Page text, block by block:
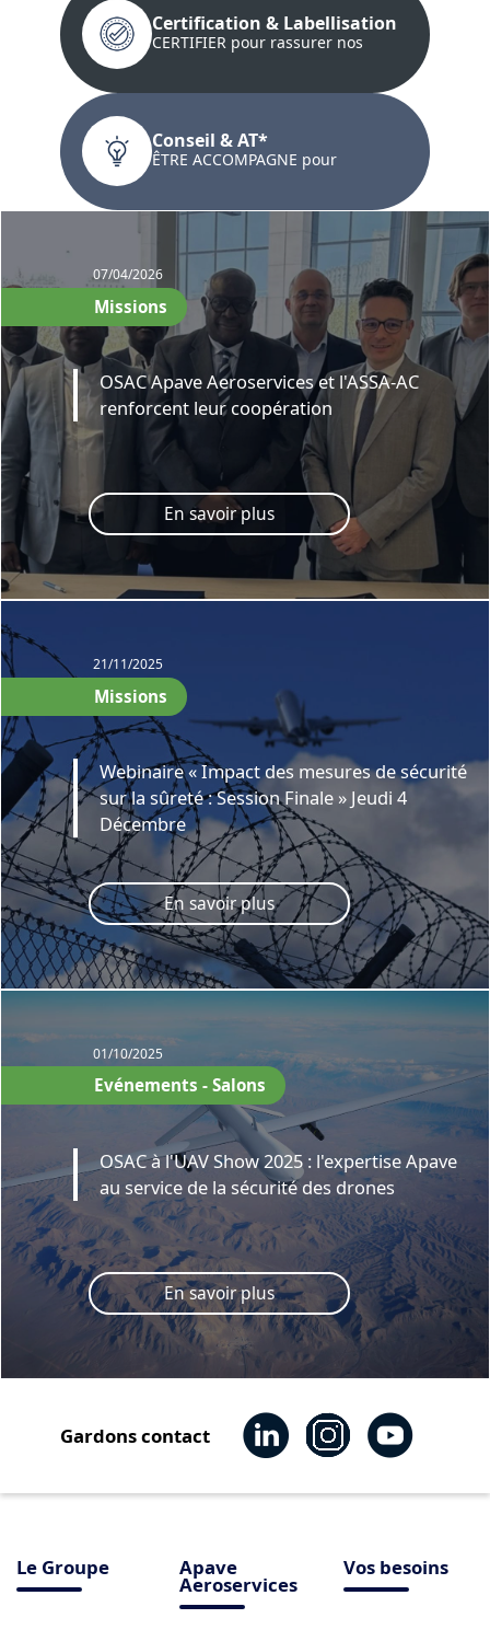
Certification & Labellisation
CERTIFIER pour rassurer nos
Conseil & AT*
ÊTRE ACCOMPAGNE pour
07/04/2026
Missions
OSAC Apave Aeroservices et l'ASSA-AC
renforcent leur coopération
En savoir plus
21/11/2025
Missions
Webinaire « Impact des mesures de sécurité
sur la sûreté : Session Finale » Jeudi 4
Décembre
En savoir plus
01/10/2025
Evénements - Salons
OSAC à l'UAV Show 2025 : l'expertise Apave
au service de la sécurité des drones
En savoir plus
Gardons contact
Le Groupe Apave
Aeroservices
Vos besoins